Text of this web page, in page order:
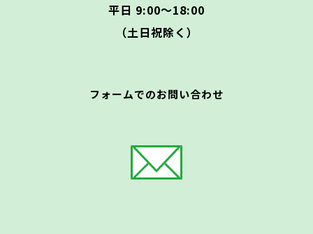
フォームでのお問い合わせ
平日 9:00〜18:00
（土日祝除く）